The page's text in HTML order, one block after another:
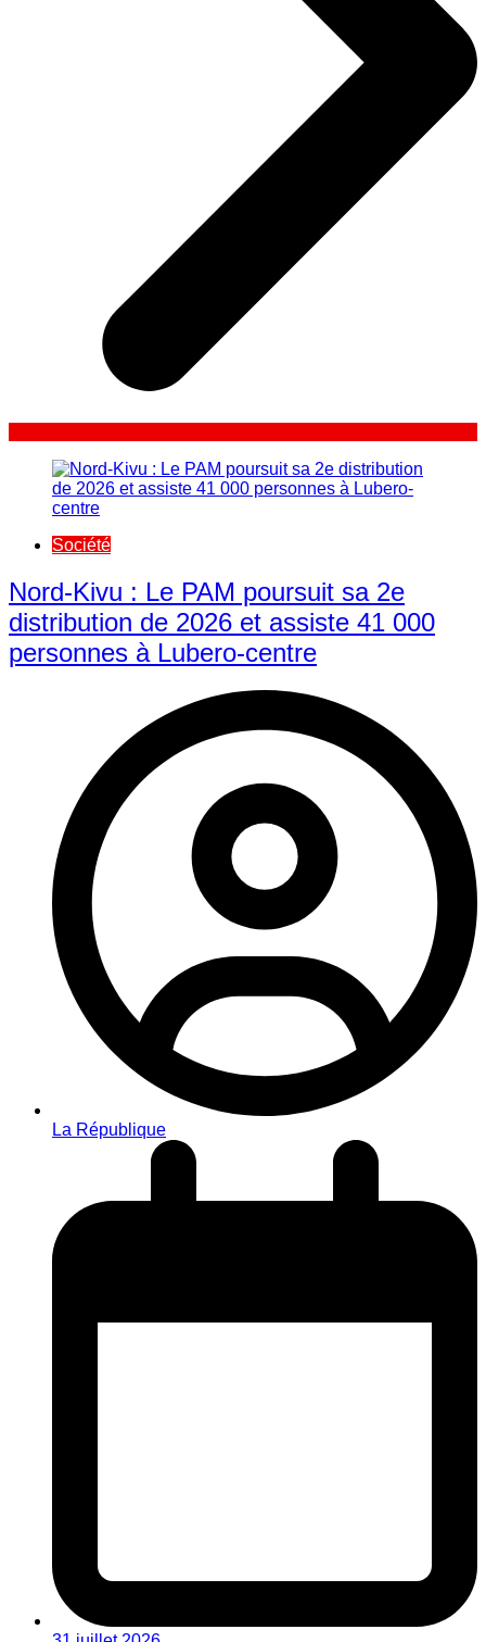
Société
Nord-Kivu : Le PAM poursuit sa 2e
distribution de 2026 et assiste 41 000
personnes à Lubero-centre
La République